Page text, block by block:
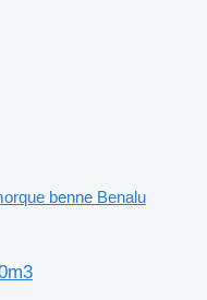
benne Benalu